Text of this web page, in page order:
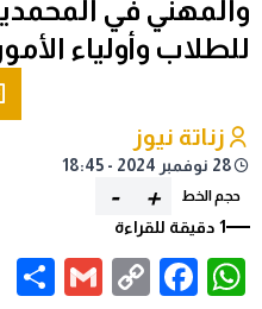
والمهني في
للطلاب وأولياء الأمور
زناتة نيوز
28 نوفمبر 2024 - 18:45
حجم الخط +
-
1 دقيقة للقراءة
WhatsApp
Facebook
Copy